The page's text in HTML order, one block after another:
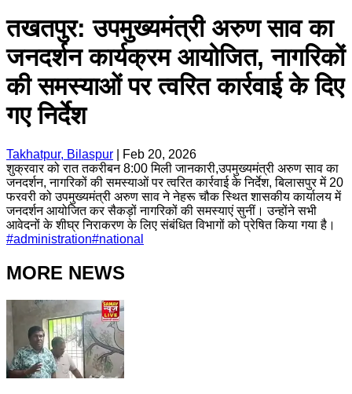
तखतपुर: उपमुख्यमंत्री अरुण साव का
जनदर्शन कार्यक्रम आयोजित, नागरिकों
की समस्याओं पर त्वरित कार्रवाई के दिए
गए निर्देश
Takhatpur, Bilaspur
Feb 20, 2026
शुक्रवार को रात तकरीबन 8:00 मिली जानकारी,उपमुख्यमंत्री अरुण साव का
जनदर्शन, नागरिकों की समस्याओं पर त्वरित कार्रवाई के निर्देश, बिलासपुर में 20
फरवरी को उपमुख्यमंत्री अरुण साव ने नेहरू चौक स्थित शासकीय कार्यालय में
जनदर्शन आयोजित कर सैकड़ों नागरिकों की समस्याएं सुनीं। उन्होंने सभी
आवेदनों के शीघ्र निराकरण के लिए संबंधित विभागों को प्रेषित किया गया है।
#administration#national
MORE NEWS